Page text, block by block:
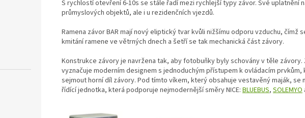
S rychlostí otevření 6-10s se stále řadí mezi rychlejší typy závor. Své uplatnění
průmyslových objektů, ale i u rezidenčních vjezdů.
Ramena závor BAR mají nový eliptický tvar kvůli nižšímu odporu vzduchu, čímž
kmitání ramene ve větrných dnech a šetří se tak mechanická část závory.
Konstrukce závory je navržena tak, aby fotobuňky byly schovány v těle závory.
vyznačuje moderním designem s jednoduchým přístupem k ovládacím prvkům,
sejmout horní díl závory. Pod tímto víkem, který obsahuje vestavěný maják, se
řídící jednotka, která podporuje nejmodernější směry NICE: BLUEBUS, SOLEMYO